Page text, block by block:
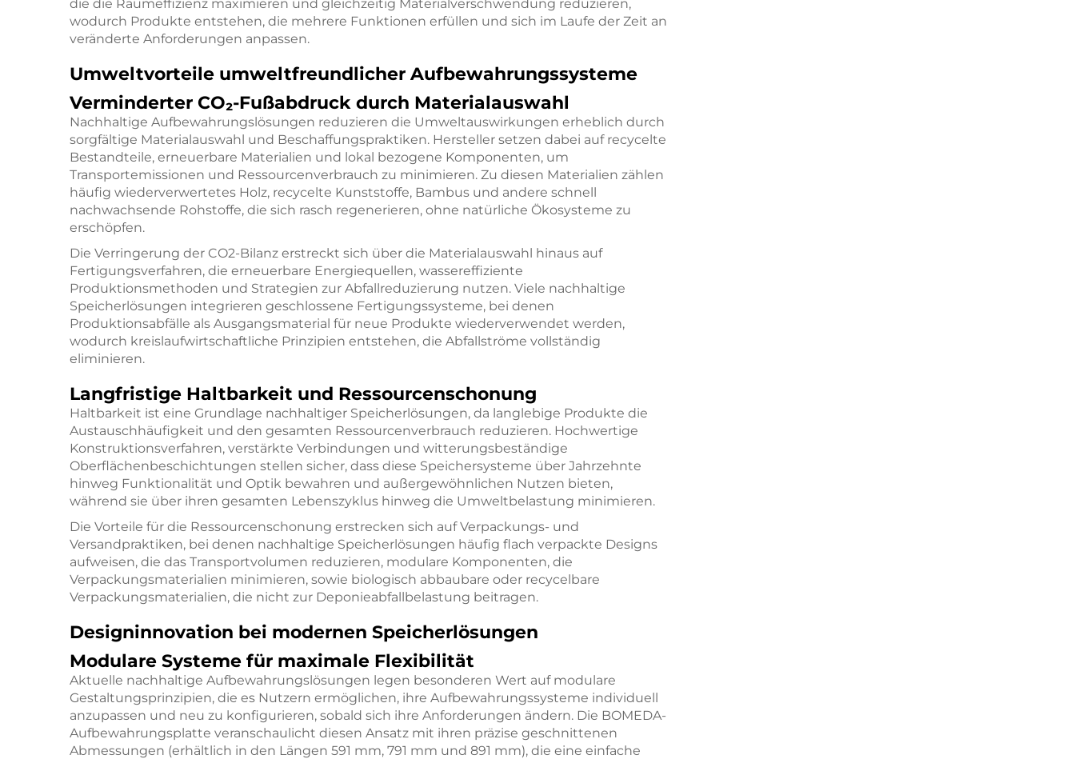
die die Raumeffizienz maximieren und gleichzeitig Materialverschwendung reduzieren,
wodurch Produkte entstehen, die mehrere Funktionen erfüllen und sich im Laufe der Zeit an
veränderte Anforderungen anpassen.
Umweltvorteile umweltfreundlicher Aufbewahrungssysteme
Verminderter CO₂-Fußabdruck durch Materialauswahl
Nachhaltige Aufbewahrungslösungen reduzieren die Umweltauswirkungen erheblich durch
sorgfältige Materialauswahl und Beschaffungspraktiken. Hersteller setzen dabei auf recycelte
Bestandteile, erneuerbare Materialien und lokal bezogene Komponenten, um
Transportemissionen und Ressourcenverbrauch zu minimieren. Zu diesen Materialien zählen
häufig wiederverwertetes Holz, recycelte Kunststoffe, Bambus und andere schnell
nachwachsende Rohstoffe, die sich rasch regenerieren, ohne natürliche Ökosysteme zu
erschöpfen.
Die Verringerung der CO2-Bilanz erstreckt sich über die Materialauswahl hinaus auf
Fertigungsverfahren, die erneuerbare Energiequellen, wassereffiziente
Produktionsmethoden und Strategien zur Abfallreduzierung nutzen. Viele nachhaltige
Speicherlösungen integrieren geschlossene Fertigungssysteme, bei denen
Produktionsabfälle als Ausgangsmaterial für neue Produkte wiederverwendet werden,
wodurch kreislaufwirtschaftliche Prinzipien entstehen, die Abfallströme vollständig
eliminieren.
Langfristige Haltbarkeit und Ressourcenschonung
Haltbarkeit ist eine Grundlage nachhaltiger Speicherlösungen, da langlebige Produkte die
Austauschhäufigkeit und den gesamten Ressourcenverbrauch reduzieren. Hochwertige
Konstruktionsverfahren, verstärkte Verbindungen und witterungsbeständige
Oberflächenbeschichtungen stellen sicher, dass diese Speichersysteme über Jahrzehnte
hinweg Funktionalität und Optik bewahren und außergewöhnlichen Nutzen bieten,
während sie über ihren gesamten Lebenszyklus hinweg die Umweltbelastung minimieren.
Die Vorteile für die Ressourcenschonung erstrecken sich auf Verpackungs- und
Versandpraktiken, bei denen nachhaltige Speicherlösungen häufig flach verpackte Designs
aufweisen, die das Transportvolumen reduzieren, modulare Komponenten, die
Verpackungsmaterialien minimieren, sowie biologisch abbaubare oder recycelbare
Verpackungsmaterialien, die nicht zur Deponieabfallbelastung beitragen.
Designinnovation bei modernen Speicherlösungen
Modulare Systeme für maximale Flexibilität
Aktuelle nachhaltige Aufbewahrungslösungen legen besonderen Wert auf modulare
Gestaltungsprinzipien, die es Nutzern ermöglichen, ihre Aufbewahrungssysteme individuell
anzupassen und neu zu konfigurieren, sobald sich ihre Anforderungen ändern. Die BOMEDA-
Aufbewahrungsplatte veranschaulicht diesen Ansatz mit ihren präzise geschnittenen
Abmessungen (erhältlich in den Längen 591 mm, 791 mm und 891 mm), die eine einfache